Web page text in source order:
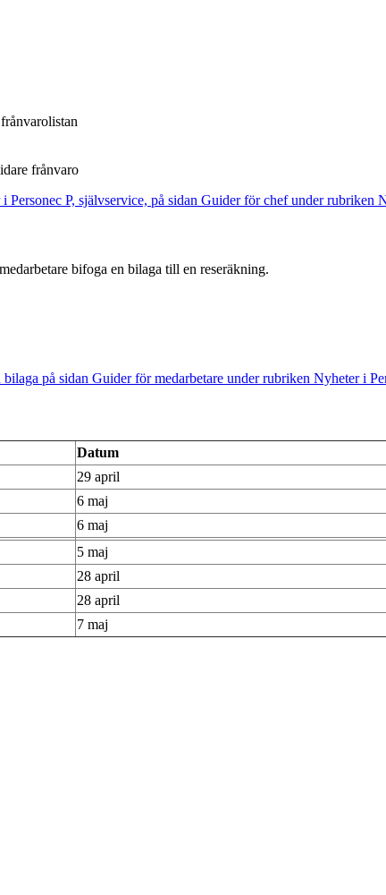
frånvaro
P, självservice, på sidan Guider för chef under
bifoga en bilaga till en reseräkning.
på sidan Guider för medarbetare under rubriken Nyheter i
Datum
29 april
6 maj
6 maj
5 maj
28 april
28 april
7 maj